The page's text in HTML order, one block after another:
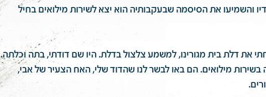
והשמיעו את הסיסמה שבעקבותיה הוא יצא לשירות מילואים בחיל
את דלת בית מגורינו, למשמע צלצול בדלת. היו שם דודתי, בתה וכלתה.
בשירות מילואים. הם באו לבשר לנו שהדוד שלי, האח הצעיר של אבי,